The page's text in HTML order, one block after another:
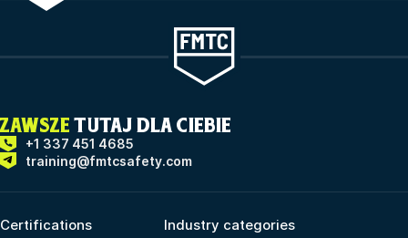
ZAWSZE TUTAJ DLA CIEBIE
+1 337 451 4685
training@fmtcsafety.com
Certifications Industry categories